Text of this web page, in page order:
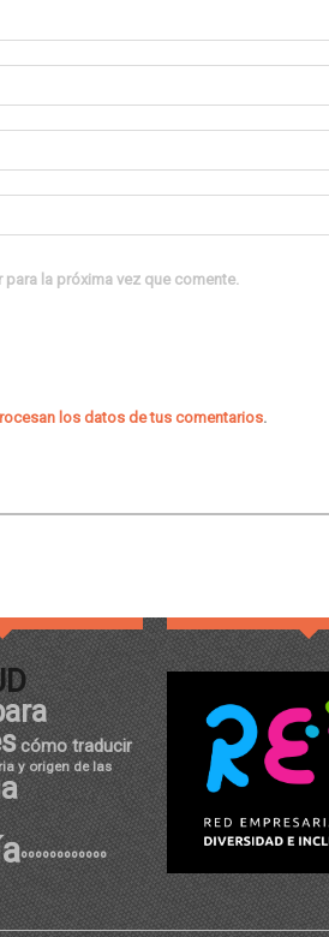
la próxima vez que comente.
los datos de tus comentarios.
cómo traducir
y origen de las
ºººººººººººº